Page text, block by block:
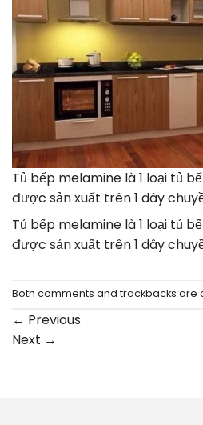
Tủ bếp melamine là 1 loại tủ
được sản xuất trên 1 dây
Tủ bếp melamine là 1 loại tủ
được sản xuất trên 1 dây
Both comments and trackbacks are
← Previous
Next →